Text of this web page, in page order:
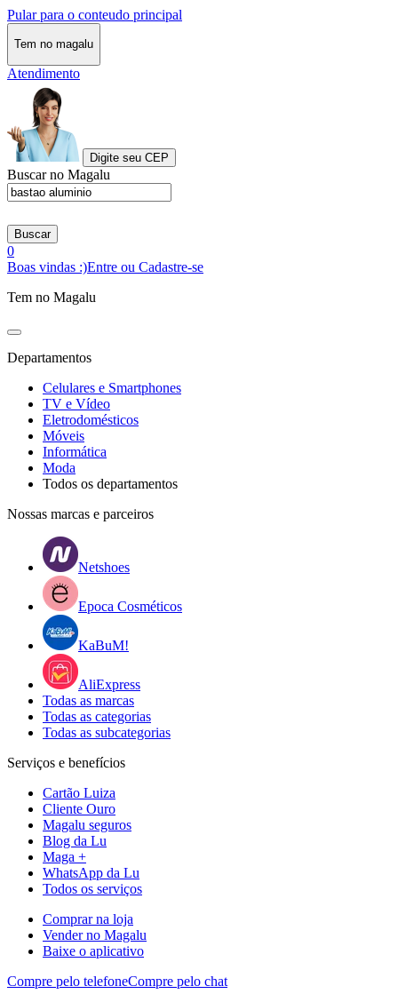
Pular para o conteudo principal
Tem no magalu
Atendimento
Digite seu CEP
Buscar no Magalu
Buscar
0
Boas vindas :)Entre ou Cadastre-se
Tem no Magalu
Departamentos
Celulares e Smartphones
TV e Vídeo
Eletrodomésticos
Móveis
Informática
Moda
Todos os departamentos
Nossas marcas e parceiros
Netshoes
Epoca Cosméticos
KaBuM!
AliExpress
Todas as marcas
Todas as categorias
Todas as subcategorias
Serviços e benefícios
Cartão Luiza
Cliente Ouro
Magalu seguros
Blog da Lu
Maga +
WhatsApp da Lu
Todos os serviços
Comprar na loja
Vender no Magalu
Baixe o aplicativo
Compre pelo telefoneCompre pelo chat